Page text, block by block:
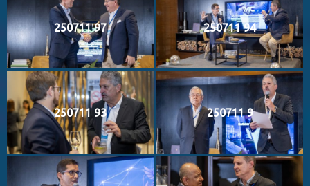
250711 97 250711 94
250711 93 250711 9